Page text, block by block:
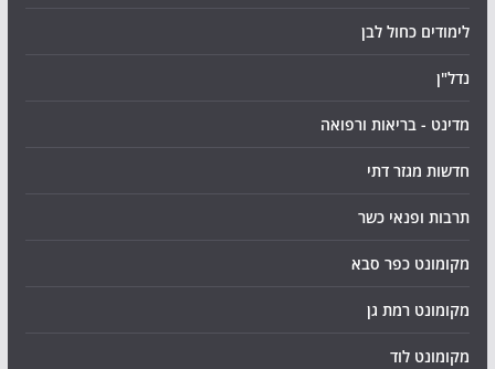
לימודים כחול לבן
נדל"ן
מדינט - בריאות ורפואה
חדשות מגזר דתי
תרבות ופנאי כשר
מקומונט כפר סבא
מקומונט רמת גן
מקומונט לוד